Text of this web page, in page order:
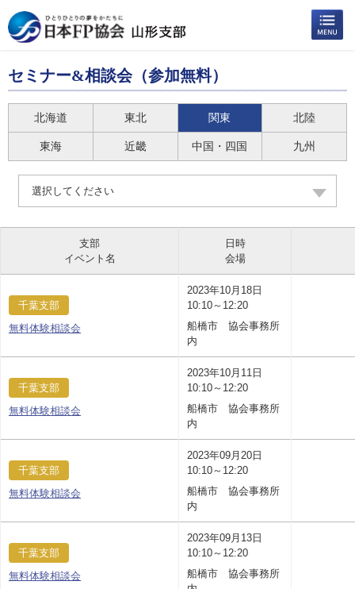
セミナー&相談会（参加無料）
北海道 東北 関東 北陸
東海 近畿 中国・四国 九州
選択してください
支部
イベント名
日時
会場
千葉支部
無料体験相談会
2023年10月18日
10:10～12:20
船橋市 協会事務所
内
千葉支部
無料体験相談会
2023年10月11日
10:10～12:20
船橋市 協会事務所
内
千葉支部
無料体験相談会
2023年09月20日
10:10～12:20
船橋市 協会事務所
内
千葉支部
無料体験相談会
2023年09月13日
10:10～12:20
船橋市 協会事務所